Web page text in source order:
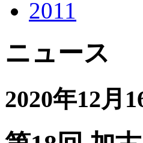
2011
ニュース
2020年12月